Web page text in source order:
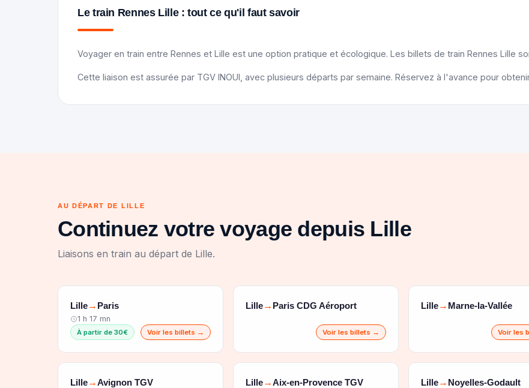
Le train Rennes Lille : tout ce qu'il faut savoir
Voyager en train entre Rennes et Lille est une option pratique et écologique. Les billets de train Rennes Lille
Cette liaison est assurée par TGV INOUI, avec plusieurs départs par semaine. Réservez à l'avance pour
AU DÉPART DE LILLE
Continuez votre voyage depuis Lille
Liaisons en train au départ de Lille.
Lille→ Paris
1 h 17 mn
À partir de 30€ Voir les billets →
Lille→ Paris CDG Aéroport
Voir les billets →
Lille→ Marne-la-Vallée
Voir les
Lille→Avignon TGV Lille→Aix-en-Provence TGV Lille→ Noyelles-Godault